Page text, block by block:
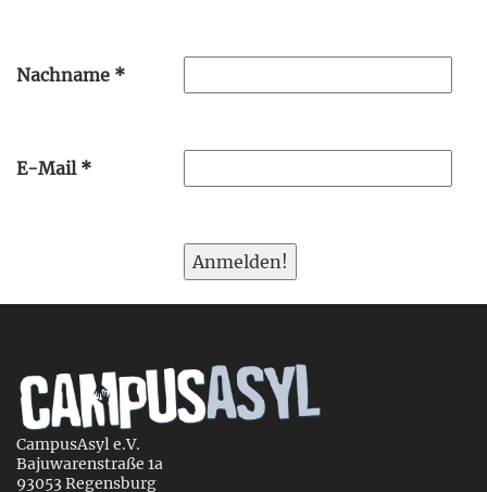
Nachname *
E-Mail *
CampusAsyl e.V.
Bajuwarenstraße 1a
93053 Regensburg